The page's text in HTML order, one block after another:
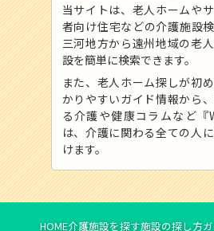
当サイトは、老人ホームや
者向け住宅などの介護施設検
三河地方から遠州地域の老
設を簡単に検索できます。
また、老人ホーム探しが初
かりやすいガイド情報から
る介護や健康コラムなど『
は、介護に関わる全ての人
けます。
HOME介護施設を探す施設の探し方